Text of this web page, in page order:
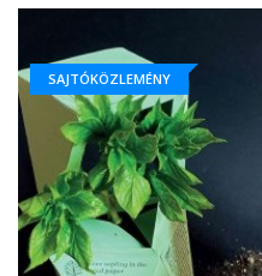
SAJTÓKÖZLEMÉNY